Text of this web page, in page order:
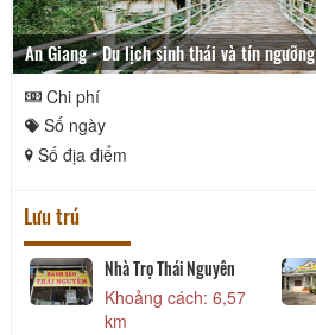
An Giang - Du lịch sinh thái và tín ngưỡng
Chi phí
Số ngày
Số địa điểm
Lưu trú
Nhà Trọ Thái Nguyên
Khoảng cách: 6,57
km